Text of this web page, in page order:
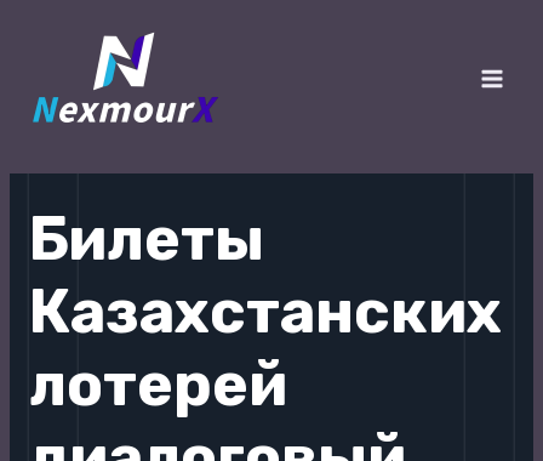
Билеты
Казахстанских
лотерей